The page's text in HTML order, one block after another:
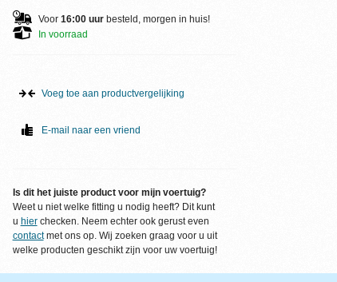
Voor 16:00 uurbesteld, morgen in huis!
In voorraad
Voeg toe aan productvergelijking
E-mail naar een vriend
Is dit het juiste product voor mijn voertuig?
Weet u niet welke fitting u nodig heeft? Dit kunt
u hierchecken. Neem echter ook gerust even
contactmet ons op. Wij zoeken graag voor u uit
welke producten geschikt zijn voor uw voertuig!